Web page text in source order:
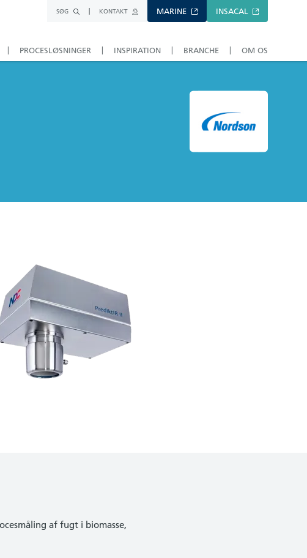
SØG KONTAKT MARINE INSACAL
PROCESLØSNINGER INSPIRATION BRANCHE OM OS
af fugt i biomasse,